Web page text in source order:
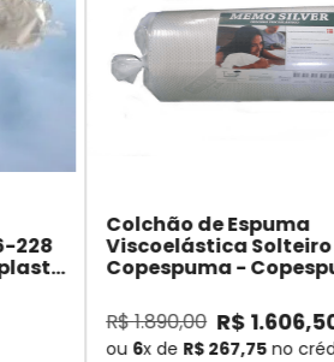
228
Colchão de Espuma
Viscoelástica
Copespuma-
R$1.890,00 R$ 1.606,
ou 6x de R$ 267,75 no